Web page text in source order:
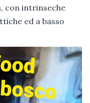
con intrinseche
ed a basso